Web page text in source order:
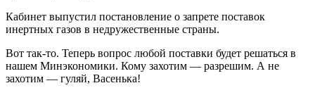
Кабинет выпустил постановление о запрете поставок
инертных газов в недружественные страны.
Вот так-то. Теперь вопрос любой поставки будет решаться в
нашем Минэкономики. Кому захотим — разрешим. А не
захотим — гуляй, Васенька!